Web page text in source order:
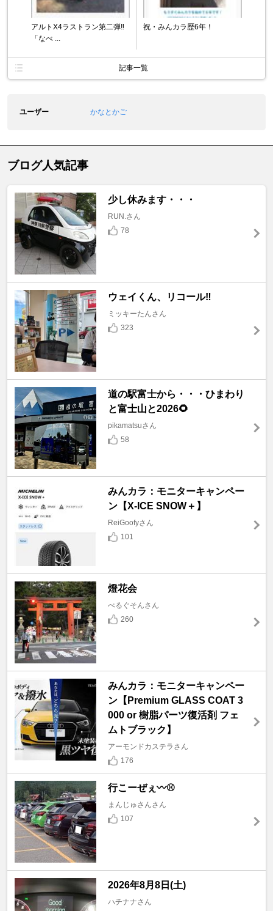
アルトX4ラストラン第二弾‼︎
「なべ ...
祝・みんカラ歴6年！
記事一覧
ユーザー かなとかご
ブログ人気記事
少し休みます・・・
RUN.さん
78
ウェイくん、リコール‼️
ミッキーたんさん
323
道の駅富士から・・・ひまわり
と富士山と2026🌻
pikamatsuさん
58
みんカラ：モニターキャンペー
ン【X-ICE SNOW＋】
ReiGoofyさん
101
燈花会
べるぐそんさん
260
みんカラ：モニターキャンペー
ン【Premium GLASS COAT 3
000 or 樹脂パーツ復活剤 フェ
ムトブラック】
アーモンドカステラさん
176
行こーぜぇ〰️⚾
まんじゅさんさん
107
2026年8月8日(土)
ハチナナさん